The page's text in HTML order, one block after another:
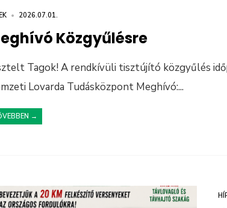
• 2026.07.01.
Közgyűlésre
Tagok! A rendkívüli tisztújító közgyűlés
Lovarda Tudásközpont Meghívó:...
→